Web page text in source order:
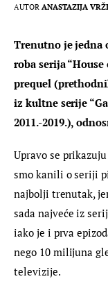
AUTOR ANASTAZIJA
Trenutno je jedna
roba serija
prequel
iz kultne serije
2011.-2019.),
Upravo se
smo kanili o seriji
najbolji trenutak,
sada najveće iz
iako je i prva
nego 10 milijuna
televizije.